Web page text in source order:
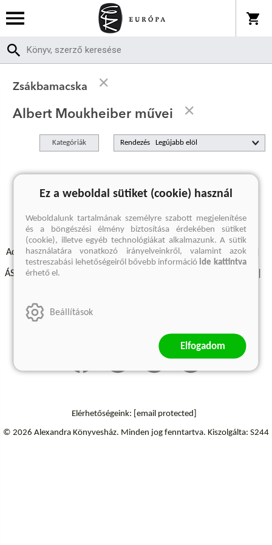
Zsákbamacska
Albert Moukheiber művei
Kategóriák Rendezés
A keresett kifejezésre nincs találat
Adatvédelmi szabályzatok Elállási felmondási nyilatkozat
ÁSZF - Vásárlási feltételek
Szállítási információk
Elérhetőségeink: [email protected]
© 2026 Alexandra Könyvesház. Minden jog fenntartva. Kiszolgálta: S244
Ez a weboldal sütiket (cookie) használ
Weboldalunk tartalmának személyre szabott megjelenítése
és a böngészési élmény biztosítása érdekében sütiket
(cookie), illetve egyéb technológiákat alkalmazunk. A sütik
használatára vonatkozó irányelveinkről, valamint azok
testreszabási lehetőségeiről bővebb információide kattintva
érhető el.
Beállítások
Elfogadom